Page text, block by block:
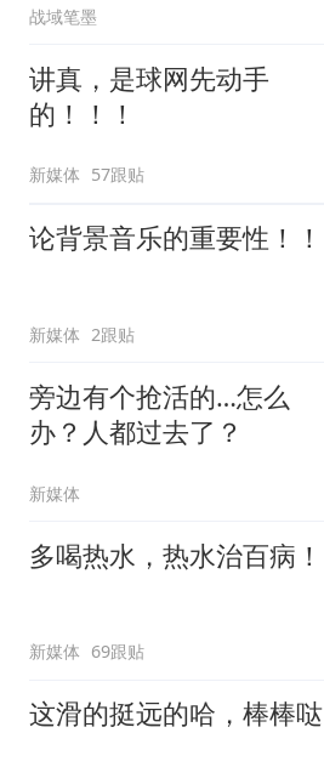
一起来听听
战域笔墨
讲真，是球网先动手
的！！！
新媒体 57跟贴
论背景音乐的重要性！！
新媒体 2跟贴
旁边有个抢活的…怎么
办？人都过去了？
新媒体
多喝热水，热水治百病！
新媒体 69跟贴
这滑的挺远的哈，棒棒哒